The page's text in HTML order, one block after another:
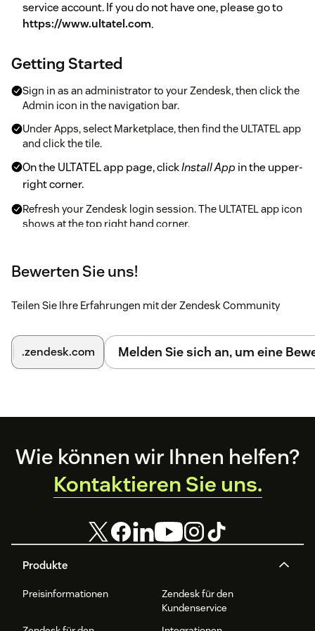
service account. If you do not have one, please go to
https://www.ultatel.com.
Getting Started
Sign in as an administrator to your Zendesk, then click the
Admin icon in the navigation bar.
Under Apps, select Marketplace, then find the ULTATEL app
and click the tile.
On the ULTATEL app page, clickInstall App in the upper-
right corner.
Refresh your Zendesk login session. The ULTATEL app icon
shows at the top right hand corner.
Bewerten Sie uns!
Teilen Sie Ihre Erfahrungen mit der Zendesk Community
.zendesk.com Melden Sie sich an, um eine
Footer
Produkte
Preisinformationen
Zendesk für den
Kundenservice
Wie können wir Ihnen helfen?
Kontaktieren Sie uns.